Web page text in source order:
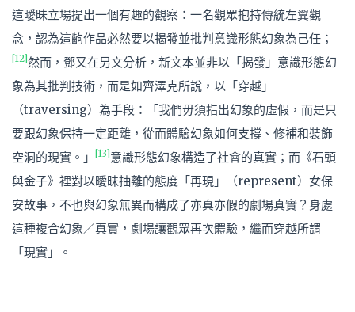
這曖昧立場提出一個有趣的觀察：一名觀眾抱持傳統左翼觀
念，認為這齣作品必然要以揭發並批判意識形態幻象為己任；
[12] 然而，鄧又在另文分析，新文本並非以「揭發」意識形態幻
象為其批判技術，而是如齊澤克所說，以「穿越」
（traversing）為手段：「我們毋須指出幻象的虛假，而是只
要跟幻象保持一定距離，從而體驗幻象如何支撐、修補和裝飾
空洞的現實。」
[13] 意識形態幻象構造了社會的真實；而《石頭
與金子》裡對以曖昧抽離的態度「再現」（represent）女保
安故事，不也與幻象無異而構成了亦真亦假的劇場真實？身處
這種複合幻象／真實，劇場讓觀眾再次體驗，繼而穿越所謂
「現實」。